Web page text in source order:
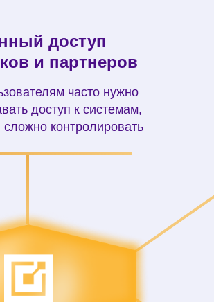
доступ
и партнеров
часто нужно
доступ к системам,
сложно контролировать